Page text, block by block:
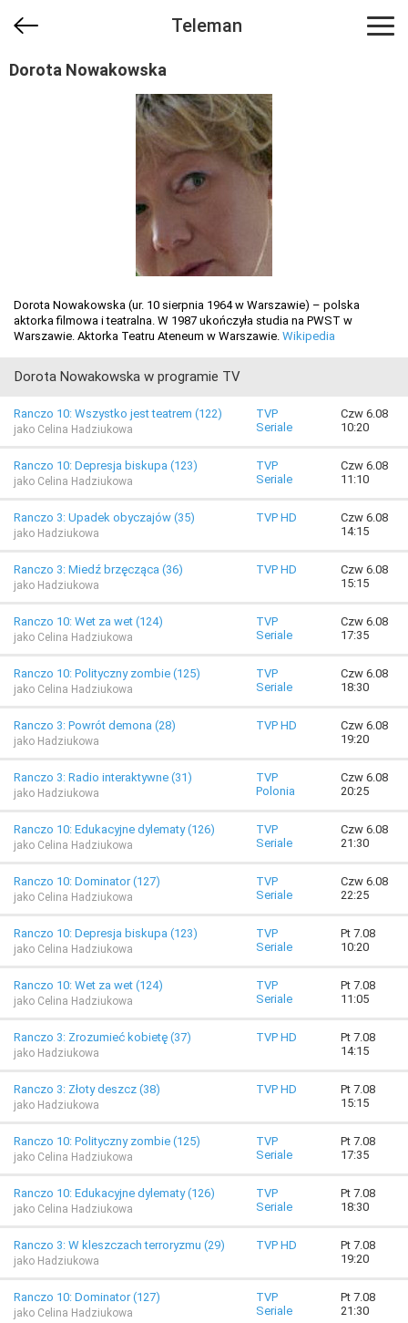
Teleman
Dorota Nowakowska
Dorota Nowakowska (ur. 10 sierpnia 1964 w Warszawie) – polska
aktorka filmowa i teatralna. W 1987 ukończyła studia na PWST w
Warszawie. Aktorka Teatru Ateneum w Warszawie. Wikipedia
Dorota Nowakowska w programie TV
Ranczo 10: Wszystko jest teatrem (122)
jako Celina Hadziukowa
TVP
Seriale
Czw 6.08
10:20
Ranczo 10: Depresja biskupa (123)
jako Celina Hadziukowa
TVP
Seriale
Czw 6.08
11:10
Ranczo 3: Upadek obyczajów (35)
jako Hadziukowa
TVP HD
Czw 6.08
14:15
Ranczo 3: Miedź brzęcząca (36)
jako Hadziukowa
TVP HD
Czw 6.08
15:15
Ranczo 10: Wet za wet (124)
jako Celina Hadziukowa
TVP
Seriale
Czw 6.08
17:35
Ranczo 10: Polityczny zombie (125)
jako Celina Hadziukowa
TVP
Seriale
Czw 6.08
18:30
Ranczo 3: Powrót demona (28)
jako Hadziukowa
TVP HD
Czw 6.08
19:20
Ranczo 3: Radio interaktywne (31)
jako Hadziukowa
TVP
Polonia
Czw 6.08
20:25
Ranczo 10: Edukacyjne dylematy (126)
jako Celina Hadziukowa
TVP
Seriale
Czw 6.08
21:30
Ranczo 10: Dominator (127)
jako Celina Hadziukowa
TVP
Seriale
Czw 6.08
22:25
Ranczo 10: Depresja biskupa (123)
jako Celina Hadziukowa
TVP
Seriale
Pt 7.08
10:20
Ranczo 10: Wet za wet (124)
jako Celina Hadziukowa
TVP
Seriale
Pt 7.08
11:05
Ranczo 3: Zrozumieć kobietę (37)
jako Hadziukowa
TVP HD
Pt 7.08
14:15
Ranczo 3: Złoty deszcz (38)
jako Hadziukowa
TVP HD
Pt 7.08
15:15
Ranczo 10: Polityczny zombie (125)
jako Celina Hadziukowa
TVP
Seriale
Pt 7.08
17:35
Ranczo 10: Edukacyjne dylematy (126)
jako Celina Hadziukowa
TVP
Seriale
Pt 7.08
18:30
Ranczo 3: W kleszczach terroryzmu (29)
jako Hadziukowa
TVP HD
Pt 7.08
19:20
Ranczo 10: Dominator (127)
jako Celina Hadziukowa
TVP
Seriale
Pt 7.08
21:30